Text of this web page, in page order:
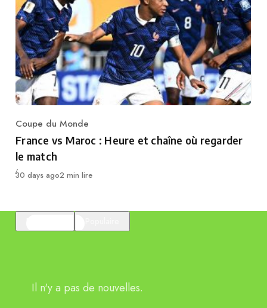
Category
Coupe du Monde
France vs Maroc : Heure et chaîne où regarder
le match
Publié
30 days ago2 min lire
Il n'y a pas de nouvelles.